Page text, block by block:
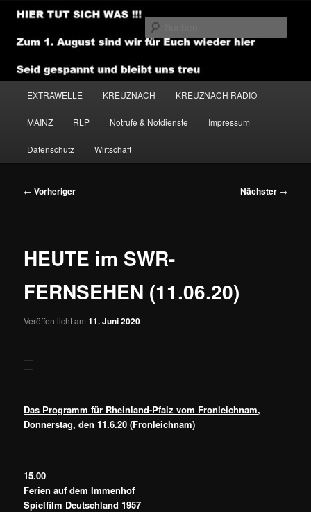
Zum
primären
Inhalt
NEWSHOUSE.MEDIA
EXTRAWELLE KREUZNACH KREUZNACH RADIO
MAINZ RLP Notrufe & Notdienste Impressum
Datenschutz Wirtschaft
Beitragsnavigation
← Vorheriger Nächster →
HEUTE im SWR-
FERNSEHEN (11.06.20)
Veröffentlicht am11. Juni 2020
Das Programm für Rheinland-Pfalz vom Fronleichnam,
Donnerstag, den 11.6.20 (Fronleichnam)
15.00
Ferien auf dem Immenhof
Spielfilm Deutschland 1957